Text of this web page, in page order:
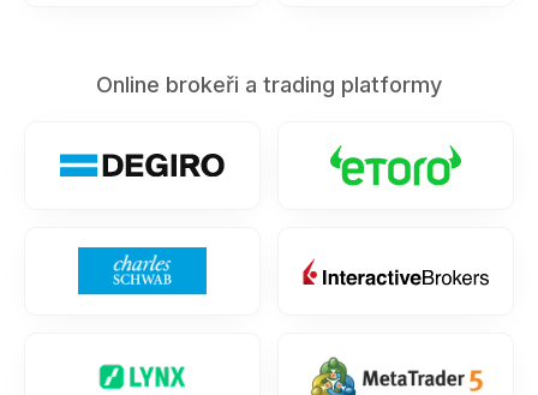
Online brokeři a trading platformy